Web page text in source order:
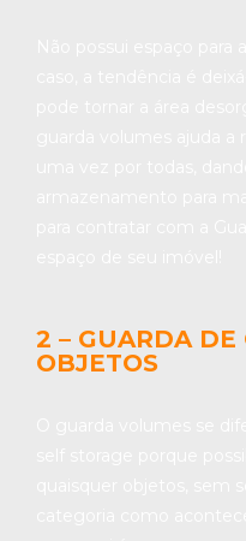
2 – GUARDA DE
OBJETOS